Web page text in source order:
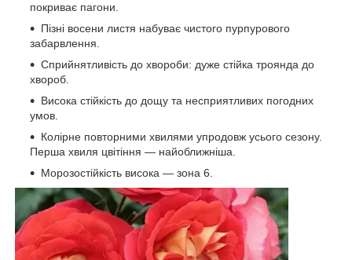
покриває пагони.
Пізні восени листя набуває чистого пурпурового
забарвлення.
Сприйнятливість до хвороби: дуже стійка троянда до
хвороб.
Висока стійкість до дощу та несприятливих погодних
умов.
Колірне повторними хвилями упродовж усього сезону.
Перша хвиля цвітіння — найоближніша.
Морозостійкість висока — зона 6.